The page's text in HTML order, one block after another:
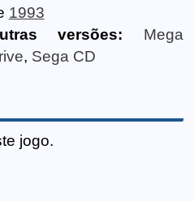
1993
versões:
Mega
, Sega CD
jogo.